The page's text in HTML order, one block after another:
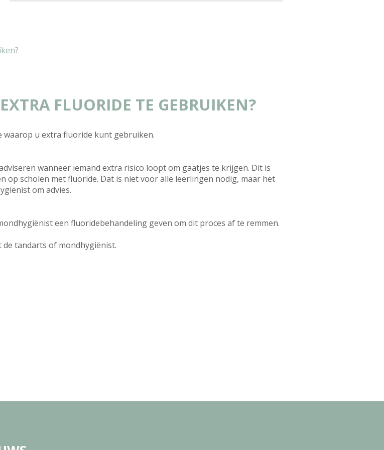
FLUORIDE TE GEBRUIKEN?
waarop u extra fluoride kunt gebruiken.
wanneer iemand extra risico loopt om gaatjes te krijgen. Dit is
op scholen met fluoride. Dat is niet voor alle leerlingen nodig, maar het
om advies.
een fluoridebehandeling geven om dit proces af te remmen.
tandarts of mondhygiënist.